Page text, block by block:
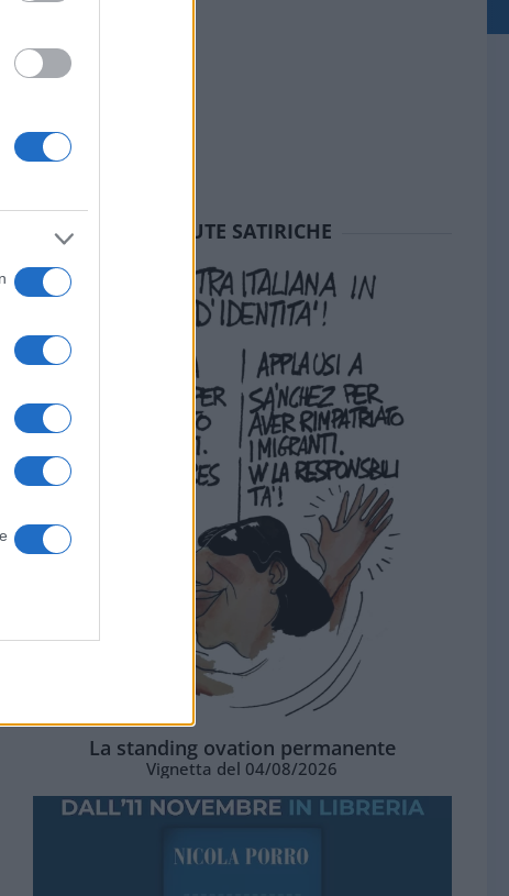
SEDUTE SATIRICHE
La standing ovation permanente
Vignetta del 04/08/2026